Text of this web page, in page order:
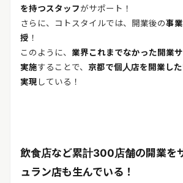
を持つスタッフがサポート！
さらに、コトスタイルでは、開業後の事
授 ！
このように、 業界これまでなかった開業
実施することで、 京都で個人店を開業し
実現 している！
飲食店など累計300店舗の開業を
ュラン店も生んでいる！